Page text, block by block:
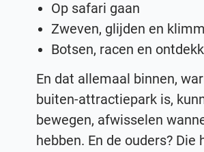
Op safari gaan
Zweven, glijden en
Botsen, racen en
En dat allemaal binnen,
buiten-attractiepark is,
bewegen, afwisselen
hebben. En de ouders?